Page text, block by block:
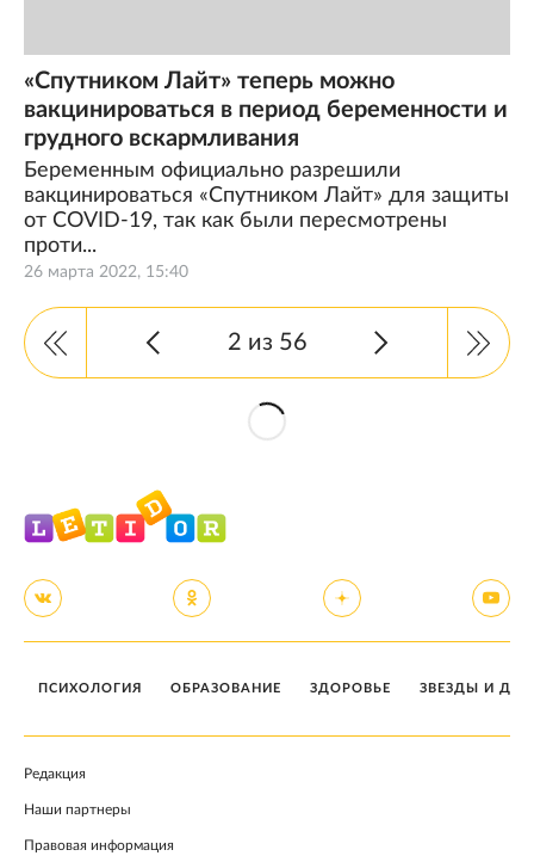
26 марта 2022, 15:40
«Спутником Лайт» теперь можно
вакцинироваться в период беременности и
грудного вскармливания
Беременным официально разрешили
вакцинироваться «Спутником Лайт» для защиты
от COVID-19, так как были пересмотрены
проти...
2 из 56
ПСИХОЛОГИЯ ОБРАЗОВАНИЕ ЗДОРОВЬЕ ЗВЕЗДЫ И
Редакция
Наши партнеры
Правовая информация